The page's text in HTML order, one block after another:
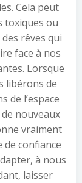
Cela peut
toxiques ou
rêves qui
face à nos
Lorsque
libérons de
de l’espace
nouveaux
vraiment
de confiance
à nous
laisser